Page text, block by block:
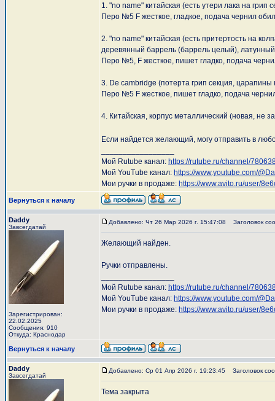
1. "no name" китайская (есть утери лака на грип
Перо №5 F жесткое, гладкое, подача чернил
2. "no name" китайская (есть притертость на
деревянный баррель (баррель целый), латунный
Перо №5, F жесткое, пишет гладко, подача
3. De cambridge (потерта грип секция,
Перо №5 F жесткое, пишет гладко, подача
4. Китайская, корпус металлический (новая, не
Если найдется желающий, могу отправить в
Мой Rutube канал: https://rutube.ru/channel/
Мой YouTube канал: https://www.youtube.com/
Мои ручки в продаже: https://www.avito.ru/user/
Вернуться к началу
Daddy
Завсегдатай
Зарегистрирован:
22.02.2025
Сообщения: 910
Откуда: Краснодар
Добавлено: Чт 26 Мар 2026 г. 15:47:08 Заголовок
Желающий найден.
Ручки отправлены.
Мой Rutube канал: https://rutube.ru/channel/
Мой YouTube канал: https://www.youtube.com/
Мои ручки в продаже: https://www.avito.ru/user/
Вернуться к началу
Daddy
Завсегдатай
Добавлено: Ср 01 Апр 2026 г. 19:23:45 Заголовок
Тема закрыта